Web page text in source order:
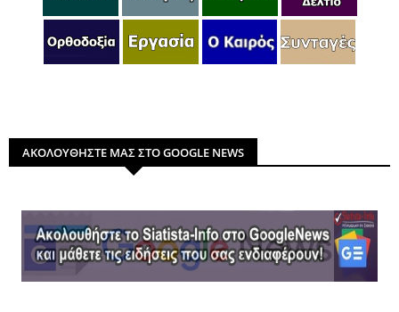
ΑΚΟΛΟΥΘΗΣΤΕ ΜΑΣ ΣΤΟ GOOGLE NEWS